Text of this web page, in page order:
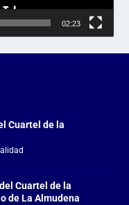
02:23
Cuartel de la
Cuartel de la
de La Almudena